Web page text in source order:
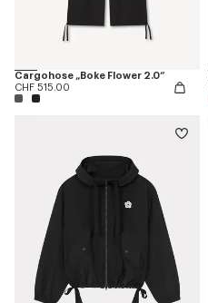
Cargohose „Boke Flower 2.0“
CHF 515.00